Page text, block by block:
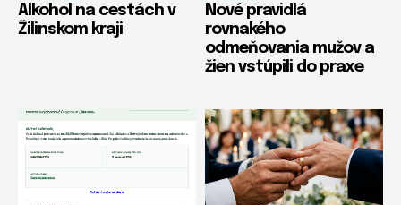
Alkohol na cestách v
Žilinskom kraji
Nové pravidlá
rovnakého
odmeňovania mužov a
žien vstúpili do praxe